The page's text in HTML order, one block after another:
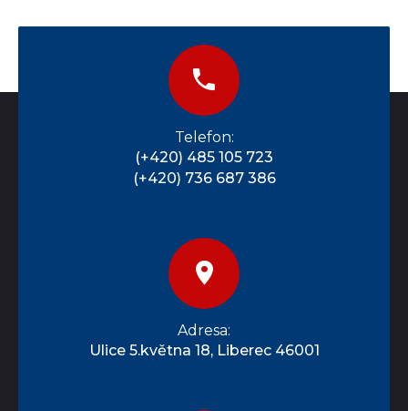
Telefon:
(+420) 485 105 723
(+420) 736 687 386
Adresa:
Ulice 5.května 18, Liberec 46001